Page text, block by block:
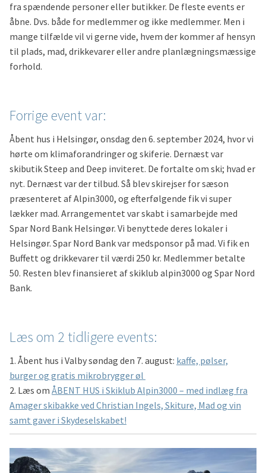
fra spændende personer eller butikker. De fleste events er
åbne. Dvs. både for medlemmer og ikke medlemmer. Men i
mange tilfælde vil vi gerne vide, hvem der kommer af hensyn
til plads, mad, drikkevarer eller andre planlægningsmæssige
forhold.
Forrige event var:
Åbent hus i Helsingør, onsdag den 6. september 2024, hvor vi
hørte om klimaforandringer og skiferie. Dernæst var
skibutik Steep and Deep inviteret. De fortalte om ski; hvad er
nyt. Dernæst var der tilbud. Så blev skirejser for sæson
præsenteret af Alpin3000, og efterfølgende fik vi super
lækker mad. Arrangementet var skabt i samarbejde med
Spar Nord Bank Helsingør. Vi benyttede deres lokaler i
Helsingør. Spar Nord Bank var medsponsor på mad. Vi fik en
Buffett og drikkevarer til værdi 250 kr. Medlemmer betalte
50. Resten blev finansieret af skiklub alpin3000 og Spar Nord
Bank.
Læs om 2 tidligere events:
1. Åbent hus i Valby søndag den 7. august: kaffe, pølser,
burger og gratis mikrobrygger øl
2. Læs om ÅBENT HUS i Skiklub Alpin3000 – med indlæg fra
Amager skibakke ved Christian Ingels, Skiture, Mad og vin
samt gaver i Skydeselskabet!
Videoafspiller